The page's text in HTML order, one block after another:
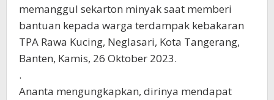
memanggul sekarton minyak saat memberi
bantuan kepada warga terdampak kebakaran
TPA Rawa Kucing, Neglasari, Kota Tangerang,
Banten, Kamis, 26 Oktober 2023.
.
Ananta mengungkapkan, dirinya mendapat